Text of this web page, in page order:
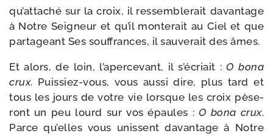
qu’attaché sur la croix, il res­sem­ble­rait davan­tage
à Notre Seigneur et qu’il mon­te­rait au Ciel et que
par­ta­geant Ses souf­frances, il sau­ve­rait des âmes.
Et alors, de loin, l’apercevant, il s’écriait :O bona
crux. Puissiez-​vous, vous aus­si dire, plus tard et
tous les jours de votre vie lorsque les croix pèse­
ront un peu lourd sur vos épaules :O bona crux.
Parce qu’elles vous unissent davan­tage à Notre